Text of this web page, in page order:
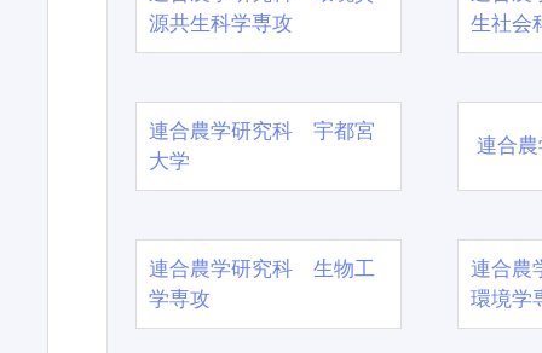
源共生科学専攻
生社会
連合農学研究科 宇都宮
大学
連合
連合農学研究科 生物工
学専攻
連合農
環境学